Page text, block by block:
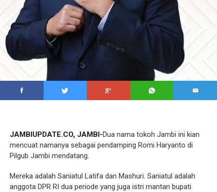
JAMBIUPDATE.CO, JAMBI-Dua nama tokoh Jambi ini kian
mencuat namanya sebagai pendamping Romi Haryanto di
Pilgub Jambi mendatang.
Mereka adalah Saniatul Latifa dan Mashuri. Saniatul adalah
anggota DPR RI dua periode yang juga istri mantan bupati